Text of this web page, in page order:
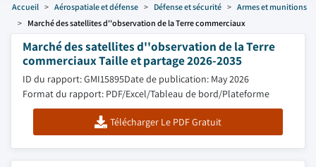
Accueil Aérospatiale et défense Défense et sécurité
Armes et munitions
Marché des satellites d''observation de la Terre commerciaux
Marché des satellites d''observation de la Terre
commerciaux Taille et partage 2026-2035
ID du rapport: GMI15895Date de publication: May 2026
Format du rapport: PDF/Excel/Tableau de bord/Plateforme
Télécharger Le PDF Gratuit